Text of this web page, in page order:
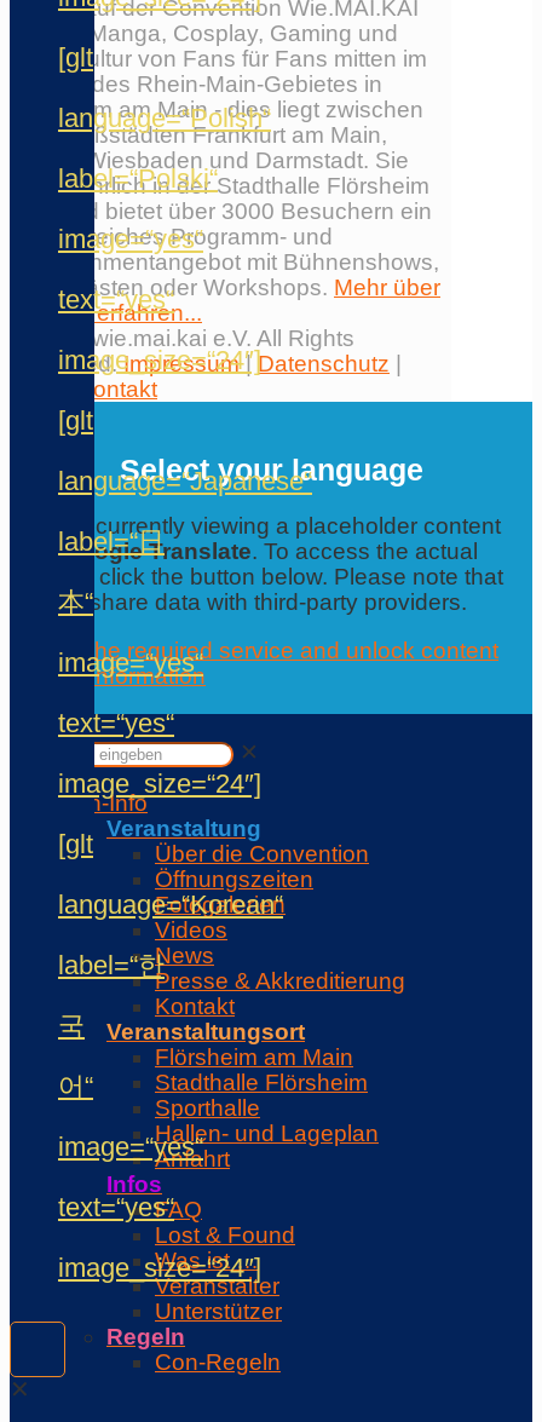
[glt
language=“Polish“
label=“Polski“
image=“yes“
text=“yes“
image_size=“24″]
[glt
language=“Japanese“
label=“日
本“
image=“yes“
text=“yes“
image_size=“24″]
[glt
language=“Korean“
label=“한
국
어“
image=“yes“
text=“yes“
image_size=“24″]
✕
Erlebe auf der Convention Wie.MAI.KAI
Anime, Manga, Cosplay, Gaming und
Japankultur von Fans für Fans mitten im
Herzen des Rhein-Main-Gebietes in
Flörsheim am Main - dies liegt zwischen
den Großstädten Frankfurt am Main,
Mainz, Wiesbaden und Darmstadt. Sie
findet jährlich in der Stadthalle Flörsheim
statt und bietet über 3000 Besuchern ein
umfangreiches Programm- und
Entertainmentangebot mit Bühnenshows,
Ehrengästen oder Workshops. Mehr über
die Con erfahren...
© 2026 wie.mai.kai e.V. All Rights
Reserved.Impressum| Datenschutz
Kontakt
Select your language
You are currently viewing a placeholder content
fromGoogle Translate. To access the actual
content, click the button below. Please note that
this will share data with third-party providers.
Accept the required service and unlock content
Further information
✕
Con-Info
Veranstaltung
Über die Convention
Öffnungszeiten
Fotogalerien
Videos
News
Presse & Akkreditierung
Kontakt
Veranstaltungsort
Flörsheim am Main
Stadthalle Flörsheim
Sporthalle
Hallen- und Lageplan
Anfahrt
Infos
FAQ
Lost & Found
Was ist …
Veranstalter
Unterstützer
Regeln
Con-Regeln